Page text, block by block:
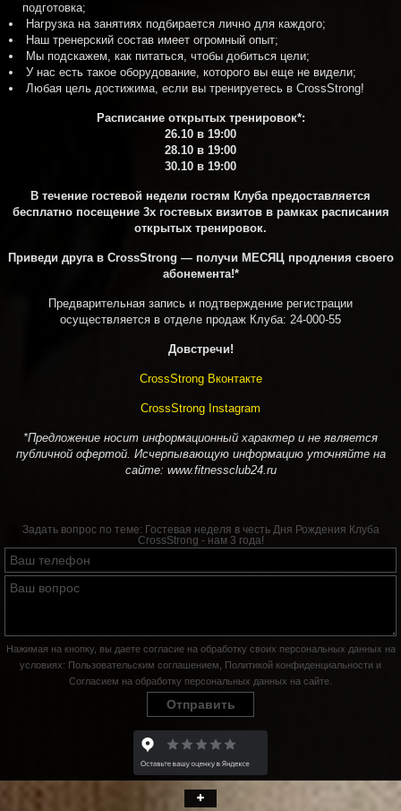
подготовка;
Нагрузка на занятиях подбирается лично для каждого;
Наш тренерский состав имеет огромный опыт;
Мы подскажем, как питаться, чтобы добиться цели;
У нас есть такое оборудование, которого вы еще не видели;
Любая цель достижима, если вы тренируетесь в CrossStrong!
Расписание открытых тренировок*:
26.10 в 19:00
28.10 в 19:00
30.10 в 19:00
В течение гостевой недели гостям Клуба предоставляется
бесплатно посещение 3х гостевых визитовв рамках расписания
открытых тренировок.
Приведи друга в CrossStrong — получи МЕСЯЦ продления своего
абонемента!*
Предварительная запись и подтверждение регистрации
осуществляется в отделе продаж Клуба: 24-000-55
Довстречи!
CrossStrong Вконтакте
CrossStrong Instagram
*Предложение носит информационный характер и не является
публичной офертой. Исчерпывающую информацию уточняйте на
сайте: www.fitnessclub24.ru
Задать вопрос по теме: Гостевая неделя в честь Дня Рождения Клуба
CrossStrong - нам 3 года!
Нажимая на кнопку, вы даете согласие на обработку своих персональных данных на
условиях: Пользовательским соглашением Политикой конфиденциальности и
Согласием на обработку персональных данных на сайте
Отправить